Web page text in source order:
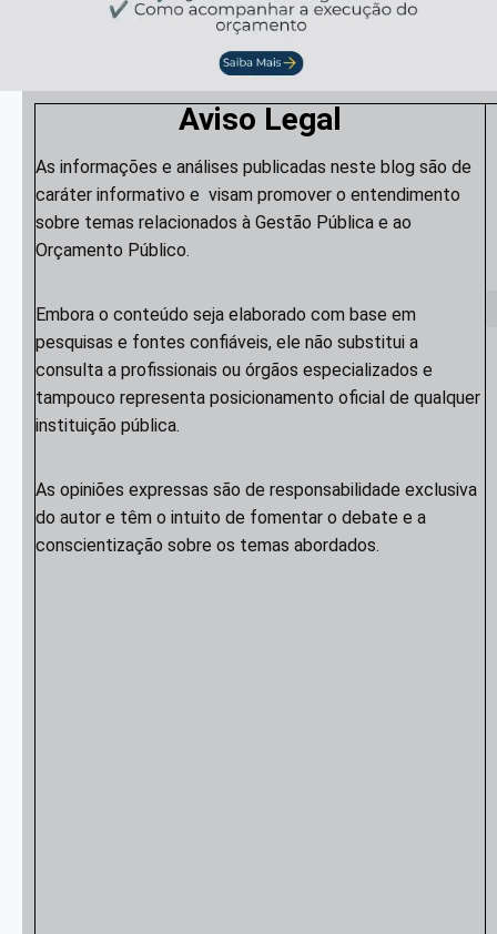
Aviso Legal
As informações e análises publicadas neste blog são de
caráter informativo e visam promover o entendimento
sobre temas relacionados à Gestão Pública e ao
Orçamento Público.
Embora o conteúdo seja elaborado com base em
pesquisas e fontes confiáveis, ele não substitui a
consulta a profissionais ou órgãos especializados e
tampouco representa posicionamento oficial de qualquer
instituição pública.
As opiniões expressas são de responsabilidade exclusiva
do autor e têm o intuito de fomentar o debate e a
conscientização sobre os temas abordados.